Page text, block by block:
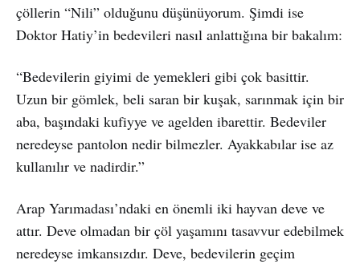
çöllerin “Nili” olduğunu düşünüyorum. Şimdi ise
Doktor Hatiy’in bedevileri nasıl anlattığına bir bakalım:
“Bedevilerin giyimi de yemekleri gibi çok basittir.
Uzun bir gömlek, beli saran bir kuşak, sarınmak için bir
aba, başındaki kufiyye ve agelden ibarettir. Bedeviler
neredeyse pantolon nedir bilmezler. Ayakkabılar ise az
kullanılır ve nadirdir.”
Arap Yarımadası’ndaki en önemli iki hayvan deve ve
attır. Deve olmadan bir çöl yaşamını tasavvur edebilmek
neredeyse imkansızdır. Deve, bedevilerin geçim